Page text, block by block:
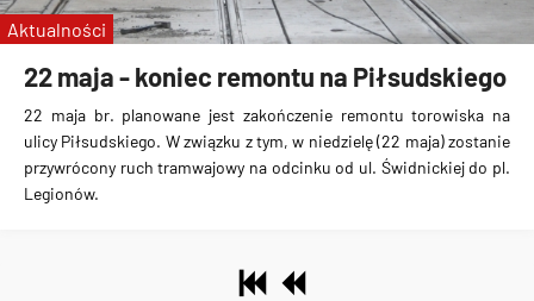
22 maja - koniec remontu na Piłsudskiego
22 maja br. planowane jest zakończenie remontu torowiska na
ulicy Piłsudskiego. W związku z tym, w niedzielę (22 maja) zostanie
przywrócony ruch tramwajowy na odcinku od ul. Świdnickiej do pl.
Legionów.
Aktualności